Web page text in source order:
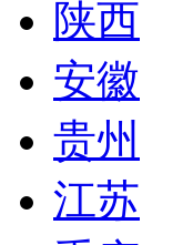
陕西
安徽
贵州
江苏